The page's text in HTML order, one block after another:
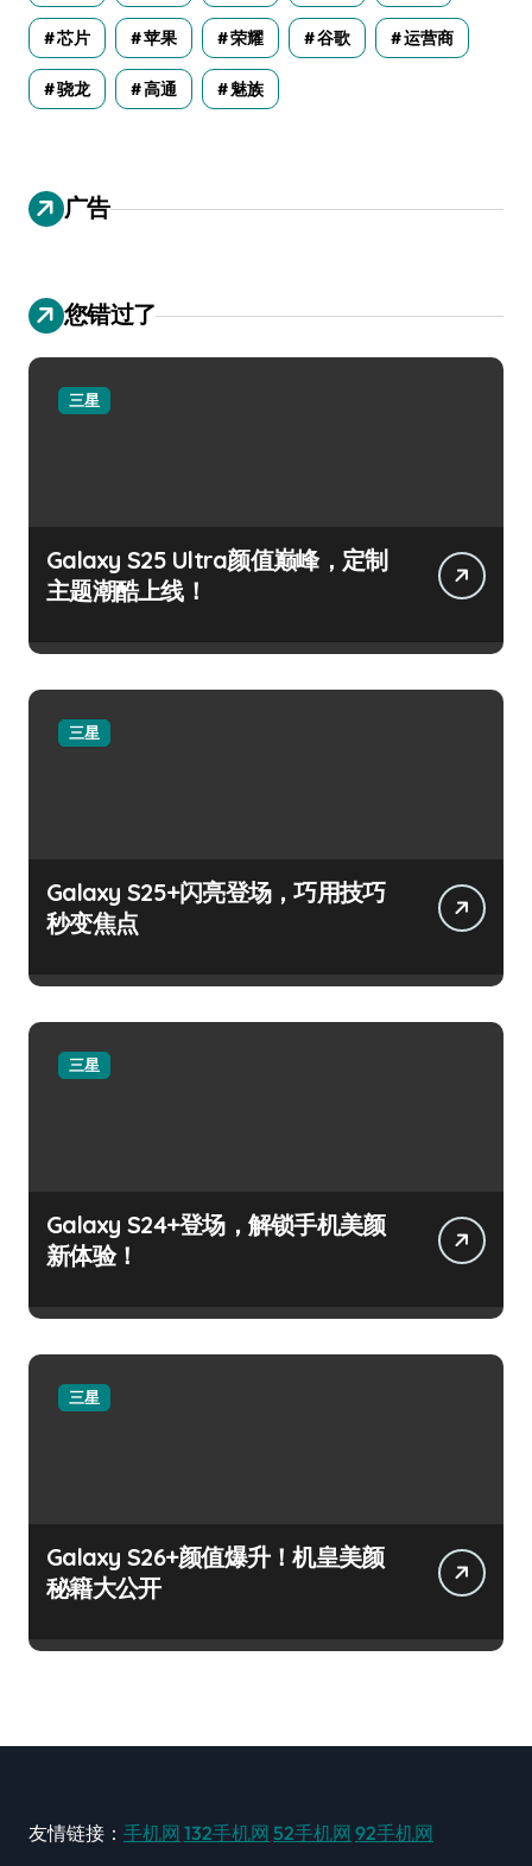
芯片 苹果 荣耀 谷歌 运营商
骁龙 高通 魅族
广告
您错过了
三星
Galaxy S25 Ultra颜值巅峰，定制
主题潮酷上线！
三星
Galaxy S25+闪亮登场，巧用技巧
秒变焦点
三星
Galaxy S24+登场，解锁手机美颜
新体验！
三星
Galaxy S26+颜值爆升！机皇美颜
秘籍大公开
友情链接： 手机网 132手机网 52手机网 92手机网